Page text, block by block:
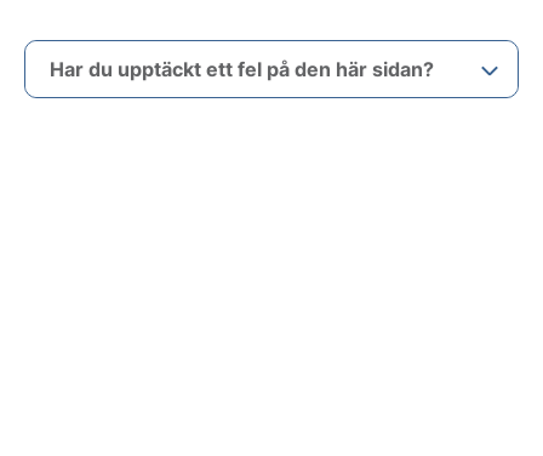
Har du upptäckt ett fel på den här sidan?